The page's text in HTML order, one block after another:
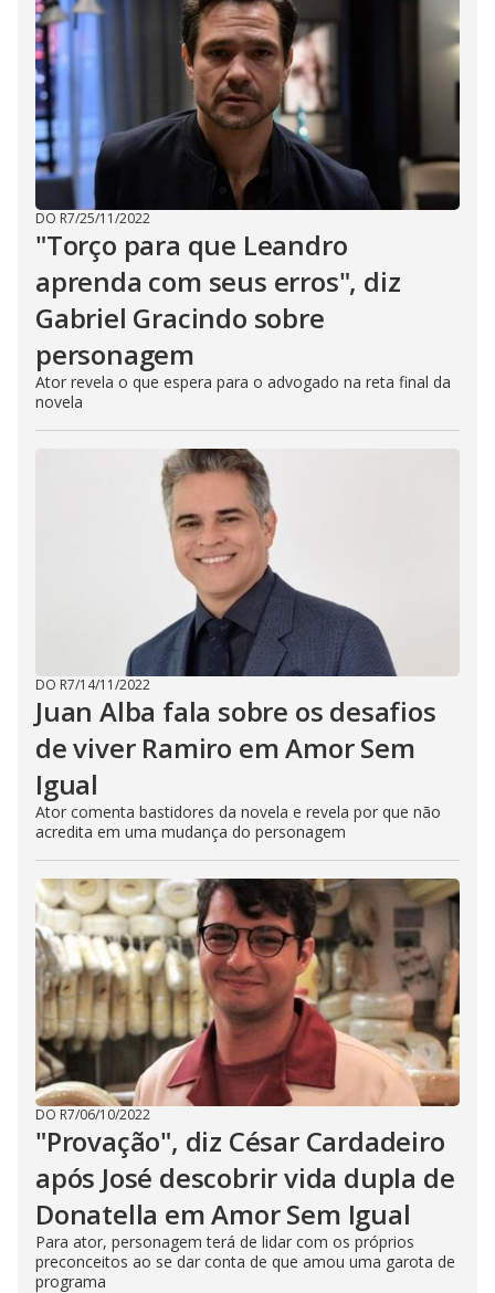
DO R7/25/11/2022
"Torço para que Leandro
aprenda com seus erros", diz
Gabriel Gracindo sobre
personagem
Ator revela o que espera para o advogado na reta final da
novela
DO R7/14/11/2022
Juan Alba fala sobre os desafios
de viver Ramiro em Amor Sem
Igual
Ator comenta bastidores da novela e revela por que não
acredita em uma mudança do personagem
DO R7/06/10/2022
"Provação", diz César Cardadeiro
após José descobrir vida dupla de
Donatella em Amor Sem Igual
Para ator, personagem terá de lidar com os próprios
preconceitos ao se dar conta de que amou uma garota de
programa